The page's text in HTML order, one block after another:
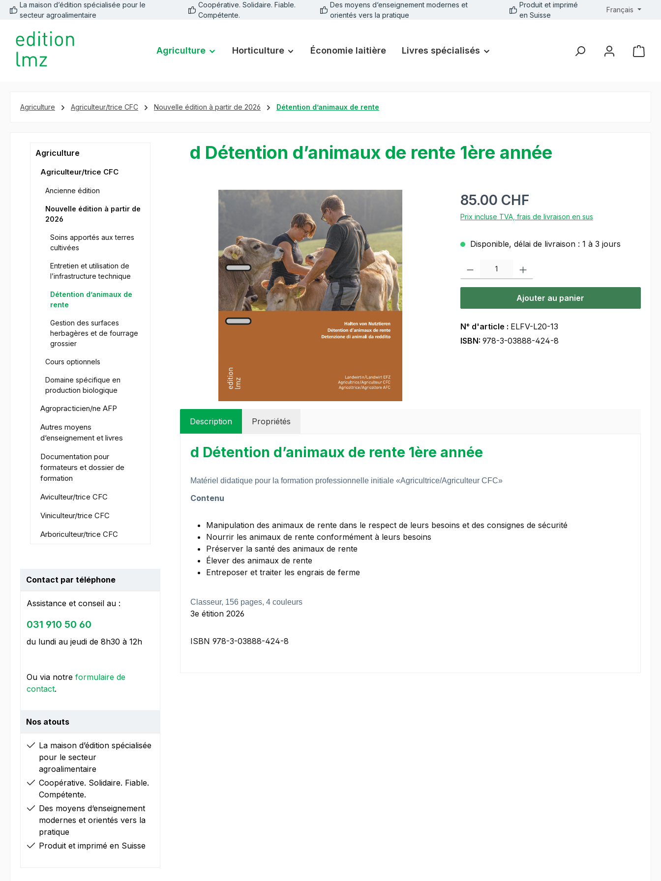
Passer à la navigation principale
La maison d’édition spécialisée pour le
secteur agroalimentaire
Coopérative. Solidaire. Fiable.
Compétente.
Des moyens d‘enseignement modernes et
orientés vers la pratique
Produit et imprimé
en Suisse
Français
Agriculture Horticulture Économie laitière Livres spécialisés
Agriculture Agriculteur/trice CFC Nouvelle édition à partir de 2026 Détention d’animaux de rente
Agriculture
Agriculteur/trice CFC
Ancienne édition
Nouvelle édition à partir de
2026
Soins apportés aux terres
cultivées
Entretien et utilisation de
l’infrastructure technique
Détention d’animaux de
rente
Gestion des surfaces
herbagères et de fourrage
grossier
Cours optionnels
Domaine spécifique en
production biologique
Agropracticien/ne AFP
Autres moyens
d‘enseignement et livres
Documentation pour
formateurs et dossier de
formation
Aviculteur/trice CFC
Viniculteur/trice CFC
Arboriculteur/trice CFC
Contact par téléphone
Assistance et conseil au :
031 910 50 60
du lundi au jeudi de 8h30 à 12h
Ou via notre formulaire de
contact.
Nos atouts
La maison d’édition spécialisée
pour le secteur
agroalimentaire
Coopérative. Solidaire. Fiable.
Compétente.
Des moyens d‘enseignement
modernes et orientés vers la
pratique
Produit et imprimé en Suisse
d Détention d’animaux de rente 1ère année
85.00 CHF
Prix incluse TVA, frais de livraison en sus
Disponible, délai de livraison : 1 à 3 jours
Ajouter au panier
N° d'article : ELFV-L20-13
ISBN: 978-3-03888-424-8
Description Propriétés
d Détention d’animaux de rente 1ère année
Matériel didatique pour la formation professionnelle initiale «Agricultrice/Agriculteur CFC»
Contenu
Manipulation des animaux de rente dans le respect de leurs besoins et des consignes de sécurité
Nourrir les animaux de rente conformément à leurs besoins
Préserver la santé des animaux de rente
Élever des animaux de rente
Entreposer et traiter les engrais de ferme
Classeur, 156 pages, 4 couleurs
3e étition 2026
ISBN 978-3-03888-424-8